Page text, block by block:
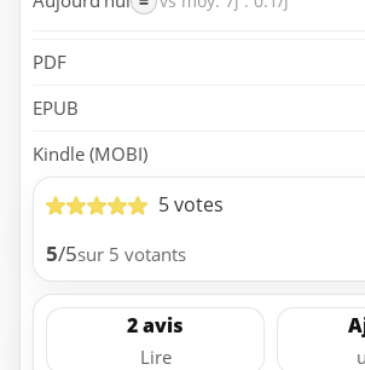
PDF
EPUB
Kindle (MOBI)
5 votes
5/5sur 5 votants
2 avis
Lire